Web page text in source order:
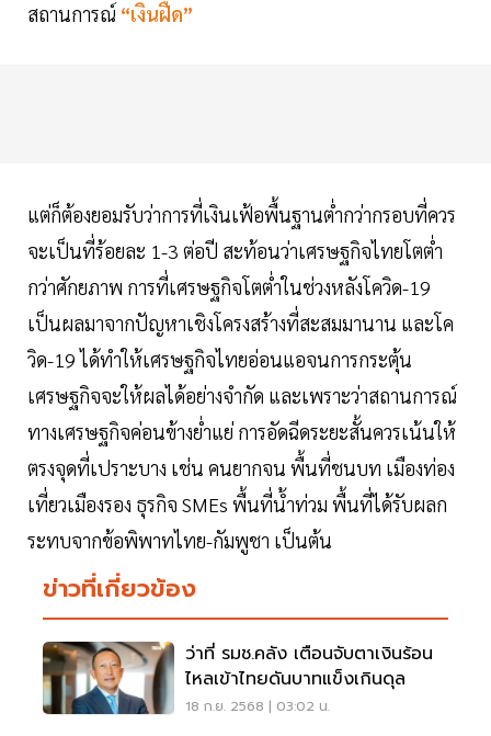
สถานการณ์ “เงินฝืด”
แต่ก็ต้องยอมรับว่าการที่เงินเฟ้อพื้นฐานต่ำกว่ากรอบที่ควร
จะเป็นที่ร้อยละ 1-3 ต่อปี สะท้อนว่าเศรษฐกิจไทยโตต่ำ
กว่าศักยภาพ การที่เศรษฐกิจโตต่ำในช่วงหลังโควิด-19
เป็นผลมาจากปัญหาเชิงโครงสร้างที่สะสมมานาน และโค
วิด-19 ได้ทำให้เศรษฐกิจไทยอ่อนแอจนการกระตุ้น
เศรษฐกิจจะให้ผลได้อย่างจำกัด และเพราะว่าสถานการณ์
ทางเศรษฐกิจค่อนข้างย่ำแย่ การอัดฉีดระยะสั้นควรเน้นให้
ตรงจุดที่เปราะบาง เช่น คนยากจน พื้นที่ชนบท เมืองท่อง
เที่ยวเมืองรอง ธุรกิจ SMEs พื้นที่น้ำท่วม พื้นที่ได้รับผลก
ระทบจากข้อพิพาทไทย-กัมพูชา เป็นต้น
ข่าวที่เกี่ยวข้อง
ว่าที่ รมช.คลัง เตือนจับตาเงินร้อน
ไหลเข้าไทยดันบาทแข็งเกินดุล
18 ก.ย. 2568 | 03:02 น.